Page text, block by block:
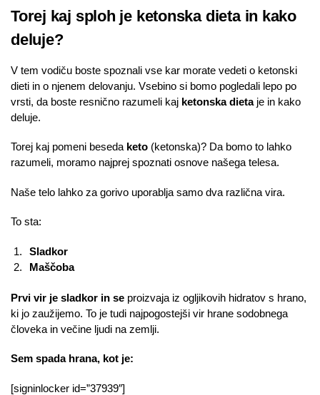
Torej kaj sploh je ketonska dieta in kako
deluje?
V tem vodiču boste spoznali vse kar morate vedeti o ketonski
dieti in o njenem delovanju. Vsebino si bomo pogledali lepo po
vrsti, da boste resnično razumeli kaj ketonska dietaje in kako
deluje.
Torej kaj pomeni beseda keto (ketonska)? Da bomo to lahko
razumeli, moramo najprej spoznati osnove našega telesa.
Naše telo lahko za gorivo uporablja samo dva različna vira.
To sta:
Sladkor
Maščoba
Prvi vir je sladkor in se proizvaja iz ogljikovih hidratov s hrano,
ki jo zaužijemo. To je tudi najpogostejši vir hrane sodobnega
človeka in večine ljudi na zemlji.
Sem spada hrana, kot je:
[signinlocker id=”37939″]